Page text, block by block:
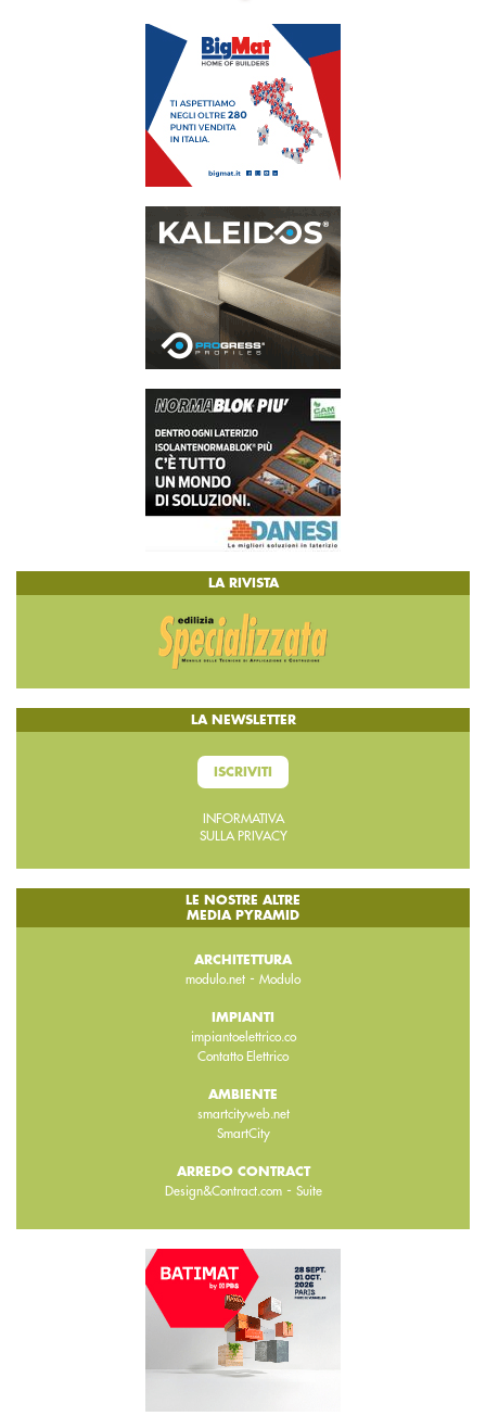
LA RIVISTA
LA NEWSLETTER
ISCRIVITI
INFORMATIVA
SULLA PRIVACY
LE NOSTRE ALTRE
MEDIA PYRAMID
ARCHITETTURA
modulo.net - Modulo
IMPIANTI
impiantoelettrico.co
Contatto Elettrico
AMBIENTE
smartcityweb.net
SmartCity
ARREDO CONTRACT
Design&Contract.com- Suite